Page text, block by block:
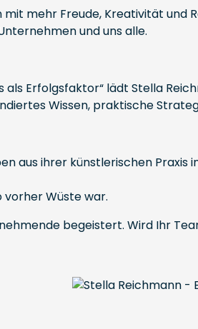
mit mehr Freude, Kreativität
und uns alle.
als Erfolgsfaktor“ lädt Stella
Wissen, praktische
aus ihrer künstlerischen Praxis
vorher Wüste war.
begeistert. Wird Ihr